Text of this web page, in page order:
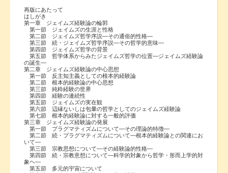
再版にあたって
はしがき
第一章 ジェイムズ経験論の輪郭
第一節 ジェイムズの生涯と性格
第二節 ジェイムズ哲学序説―その通俗的性格―
第三節 続・ジェイムズ哲学序説―その哲学的意味―
第四節 ジェイムズ哲学の背景
第五節 哲学体系からみたジェイムズ哲学の位置―ジェイムズ経験論
の誕生―
第二章 ジェイムズ経験論の中心思想
第一節 反主知主義としての根本的経験論
第二節 根本的経験論の中心思想
第三節 純粋経験の世界
第四節 経験の連続性
第五節 ジェイムズの実在観
第六節 辺縁ないしは包暈の哲学としてのジェイムズ経験論
第七節 根本的経験論に対する一般的評価
第三章 ジェイムズ経験論の発展
第一節 プラグマティズムについて―その理論的特徴―
第二節 続・プラグマティズムについて―根本的経験論との関連にお
いて―
第三節 宗教思想について―その経験論的性格―
第四節 続・宗教意想について―科学的対象から哲学・形而上学的対
象ヘ―
第五節 多元的宇宙について